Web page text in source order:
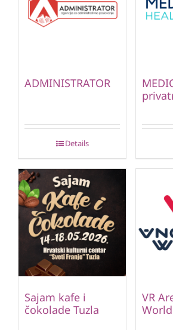
ADMINISTRATOR
Details
Sajam kafe i
čokolade Tuzla
VR